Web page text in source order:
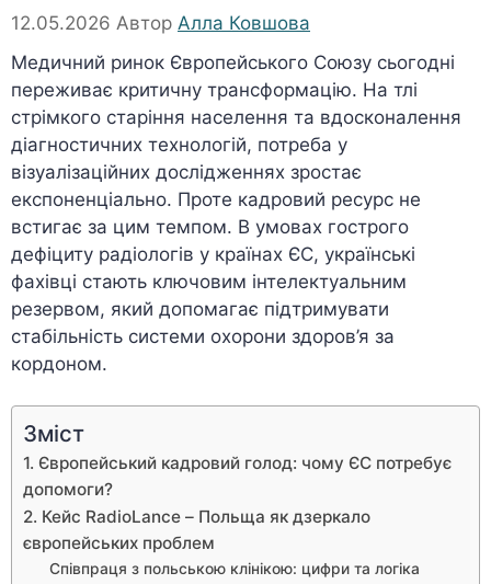
12.05.2026 Автор Алла Ковшова
Медичний ринок Європейського Союзу сьогодні
переживає критичну трансформацію. На тлі
стрімкого старіння населення та вдосконалення
діагностичних технологій, потреба у
візуалізаційних дослідженнях зростає
експоненціально. Проте кадровий ресурс не
встигає за цим темпом. В умовах гострого
дефіциту радіологів у країнах ЄС, українські
фахівці стають ключовим інтелектуальним
резервом, який допомагає підтримувати
стабільність системи охорони здоров’я за
кордоном.
Зміст
1. Європейський кадровий голод: чому ЄС потребує
допомоги?
2. Кейс RadioLance – Польща як дзеркало
європейських проблем
Співпраця з польською клінікою: цифри та логіка